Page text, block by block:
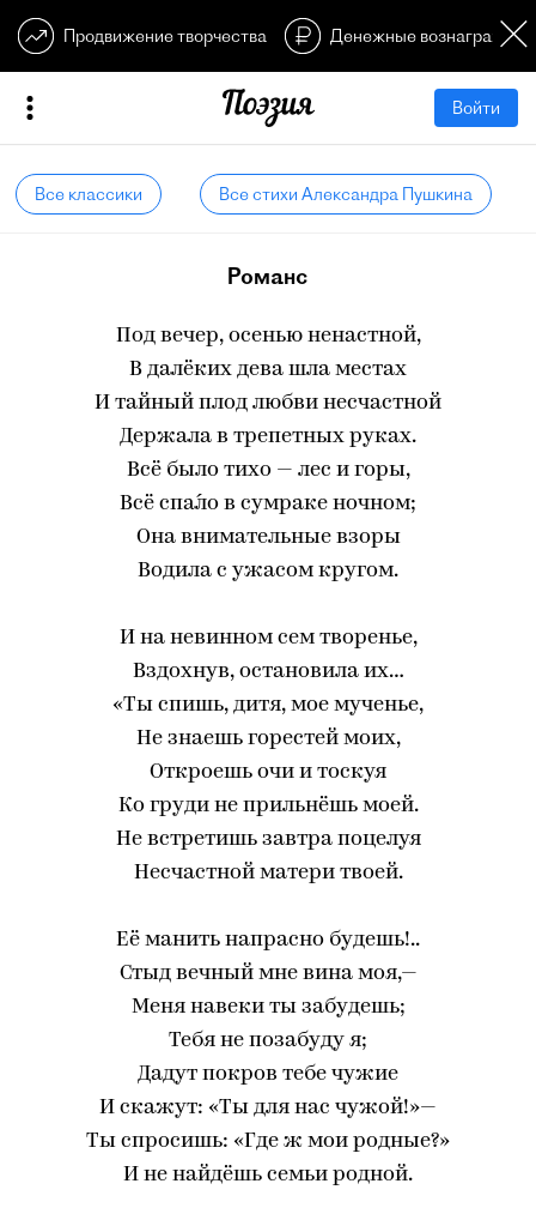
Продвижение творчества Денежные
Войти
Все классики Все стихи Александра Пушкина
Романс
Под вечер, осенью ненастной,
В далёких дева шла местах
И тайный плод любви несчастной
Держала в трепетных руках.
Всё было тихо — лес и горы,
Всё спа́ло в сумраке ночном;
Она внимательные взоры
Водила с ужасом кругом.
И на невинном сем творенье,
Вздохнув, остановила их…
«Ты спишь, дитя, мое мученье,
Не знаешь горестей моих,
Откроешь очи и тоскуя
Ко груди не прильнёшь моей.
Не встретишь завтра поцелуя
Несчастной матери твоей.
Её манить напрасно будешь!..
Стыд вечный мне вина моя,—
Меня навеки ты забудешь;
Тебя не позабуду я;
Дадут покров тебе чужие
И скажут: «Ты для нас чужой!»—
Ты спросишь: «Где ж мои родные?»
И не найдёшь семьи родной.